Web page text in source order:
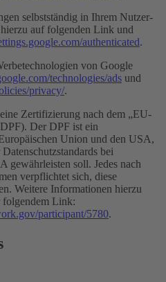
selbstständig in Ihrem Nutzer-
auf folgenden Link und
authenticated.
von Google
technologies/ads und
privacy/.
Zertifizierung nach dem „EU-
Der DPF ist ein
Union und den USA,
bei
gewährleisten soll. Jedes nach
verpflichtet sich, diese
Weitere Informationen hierzu
folgendem Link:
participant/5780.